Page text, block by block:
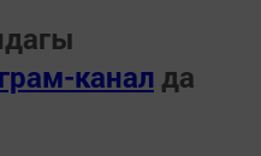
канал да